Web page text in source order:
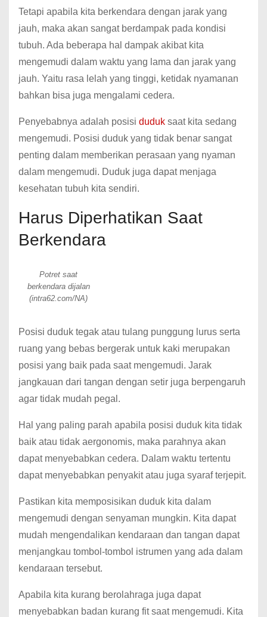
Tetapi apabila kita berkendara dengan jarak yang
jauh, maka akan sangat berdampak pada kondisi
tubuh. Ada beberapa hal dampak akibat kita
mengemudi dalam waktu yang lama dan jarak yang
jauh. Yaitu rasa lelah yang tinggi, ketidak nyamanan
bahkan bisa juga mengalami cedera.
Penyebabnya adalah posisi duduk saat kita sedang
mengemudi. Posisi duduk yang tidak benar sangat
penting dalam memberikan perasaan yang nyaman
dalam mengemudi. Duduk juga dapat menjaga
kesehatan tubuh kita sendiri.
Harus Diperhatikan Saat
Berkendara
Potret saat
berkendara dijalan
(intra62.com/NA)
Posisi duduk tegak atau tulang punggung lurus serta
ruang yang bebas bergerak untuk kaki merupakan
posisi yang baik pada saat mengemudi. Jarak
jangkauan dari tangan dengan setir juga berpengaruh
agar tidak mudah pegal.
Hal yang paling parah apabila posisi duduk kita tidak
baik atau tidak aergonomis, maka parahnya akan
dapat menyebabkan cedera. Dalam waktu tertentu
dapat menyebabkan penyakit atau juga syaraf terjepit.
Pastikan kita memposisikan duduk kita dalam
mengemudi dengan senyaman mungkin. Kita dapat
mudah mengendalikan kendaraan dan tangan dapat
menjangkau tombol-tombol istrumen yang ada dalam
kendaraan tersebut.
Apabila kita kurang berolahraga juga dapat
menyebabkan badan kurang fit saat mengemudi. Kita